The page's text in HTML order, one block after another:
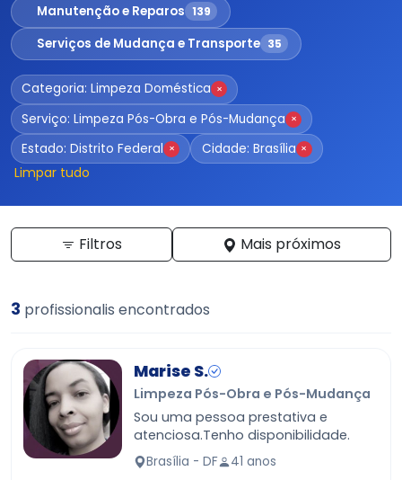
Manutenção e Reparos 139
Serviços de Mudança e Transporte 35
Categoria: Limpeza Doméstica ×
Serviço: Limpeza Pós-Obra e Pós-Mudança ×
Estado: Distrito Federal × Cidade: Brasília ×
Limpar tudo
Filtros Mais próximos
3 profissionalis encontrados
Marise S.
Limpeza Pós-Obra e Pós-Mudança
Sou uma pessoa prestativa e
atenciosa.Tenho disponibilidade.
Brasília - DF 41 anos